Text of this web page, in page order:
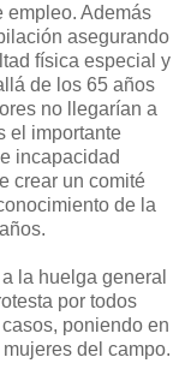
empleo. Además
asegurando
física especial y
de los 65 años
no llegarían a
el importante
incapacidad
crear un comité
de la
la huelga general
por todos
poniendo en
del campo.